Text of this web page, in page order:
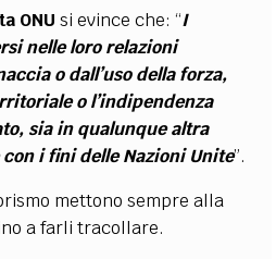
ONU si evince che: “I
nelle loro relazioni
o dall’uso della forza,
o l’indipendenza
sia in qualunque altra
i fini delle Nazioni Unite”.
mettono sempre alla
a farli tracollare.